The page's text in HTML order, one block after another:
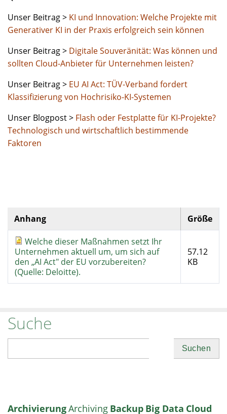
Unser Beitrag > KI und Innovation: Welche Projekte mit
Generativer KI in der Praxis erfolgreich sein können
Unser Beitrag > Digitale Souveränität: Was können und
sollten Cloud-Anbieter für Unternehmen leisten?
Unser Beitrag > EU AI Act: TÜV-Verband fordert
Klassifizierung von Hochrisiko-KI-Systemen
Unser Blogpost > Flash oder Festplatte für KI-Projekte?
Technologisch und wirtschaftlich bestimmende
Faktoren
Anhang Größe
Welche dieser Maßnahmen setzt Ihr
Unternehmen aktuell um, um sich auf
den „AI Act" der EU vorzubereiten?
(Quelle: Deloitte).
57.12
KB
Suche
ArchivierungArchiving Backup Big Data Cloud